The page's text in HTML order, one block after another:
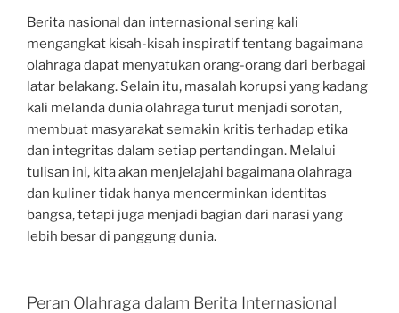
Berita nasional dan internasional sering kali
mengangkat kisah-kisah inspiratif tentang bagaimana
olahraga dapat menyatukan orang-orang dari berbagai
latar belakang. Selain itu, masalah korupsi yang kadang
kali melanda dunia olahraga turut menjadi sorotan,
membuat masyarakat semakin kritis terhadap etika
dan integritas dalam setiap pertandingan. Melalui
tulisan ini, kita akan menjelajahi bagaimana olahraga
dan kuliner tidak hanya mencerminkan identitas
bangsa, tetapi juga menjadi bagian dari narasi yang
lebih besar di panggung dunia.
Peran Olahraga dalam Berita Internasional